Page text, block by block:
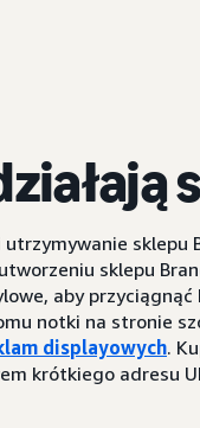
sklepu
sklepu
aby przyciągnąć
notki na stronie
displayowych.
krótkiego adresu